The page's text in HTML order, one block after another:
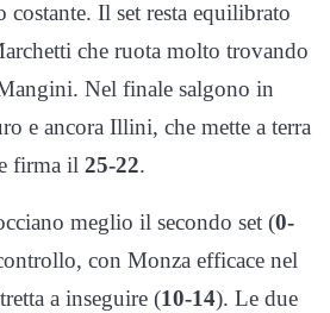
Il set resta equilibrato
che ruota molto trovando
Nel finale salgono in
e ancora Illini, che mette a terra
firma il 25-22.
meglio il secondo set (0-
con Monza efficace nel
a inseguire (10-14). Le due